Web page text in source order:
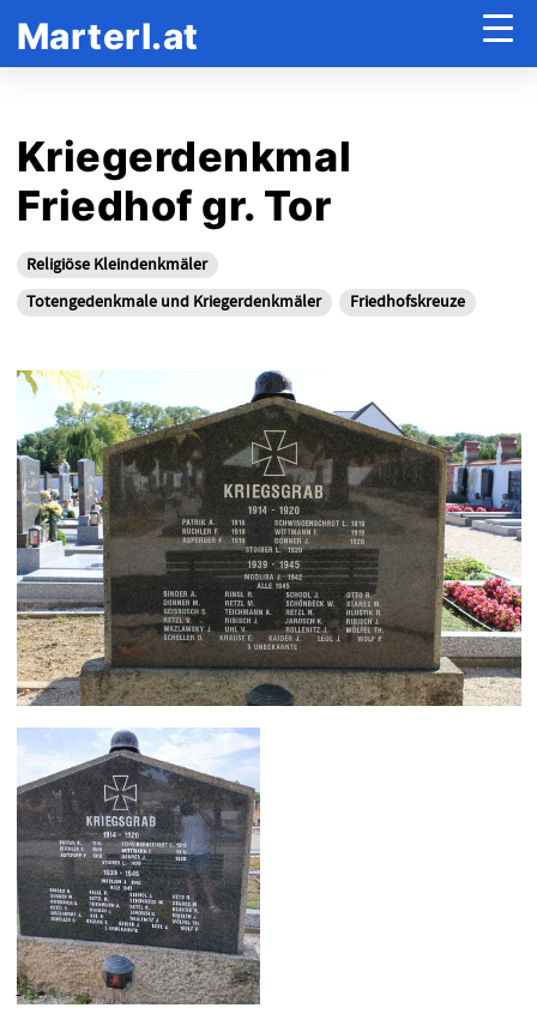
Marterl.at
Kriegerdenkmal
Friedhof gr. Tor
Religiöse Kleindenkmäler
Totengedenkmale und Kriegerdenkmäler
Friedhofskreuze